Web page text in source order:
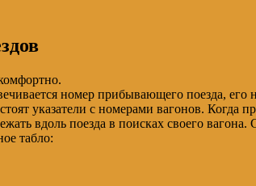
номер прибывающего поезда,
указатели с номерами вагонов. Когда
вдоль поезда в поисках своего
табло: